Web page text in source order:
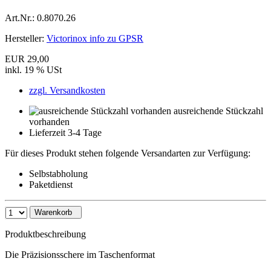
Art.Nr.: 0.8070.26
Hersteller: Victorinox info zu GPSR
EUR 29,00
inkl. 19 % USt
zzgl. Versandkosten
ausreichende Stückzahl
vorhanden
Lieferzeit 3-4 Tage
Für dieses Produkt stehen folgende Versandarten zur Verfügung:
Selbstabholung
Paketdienst
Warenkorb
Produktbeschreibung
Die Präzisionsschere im Taschenformat